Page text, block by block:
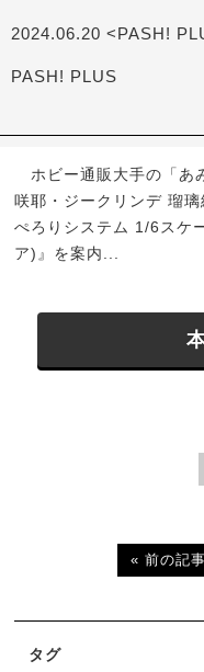
2024.06.20 <PASH!
PASH! PLUS
ホビー通販大手の「あ
咲耶・ジークリンデ 瑠
ぺろりシステム 1/6スケ
ア)』を案内...
« 前の記
タグ